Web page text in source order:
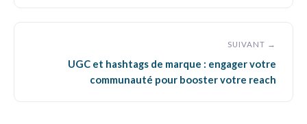
SUIVANT →
UGC et hashtags de marque : engager votre
communauté pour booster votre reach